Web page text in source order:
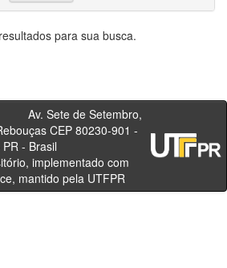
para sua busca.
de Setembro,
CEP 80230-901 -
- PR - Brasil
implementado com
mantido pela UTFPR